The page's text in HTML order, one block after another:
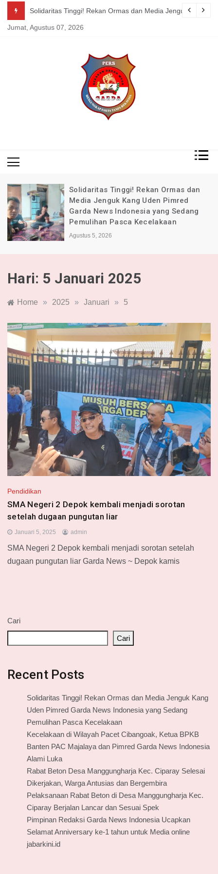
content
Bandung !!!
Solidaritas Tinggi! Rekan Ormas dan Media Jenguk Kang UdenKepsek
Jumat, Agustus 07, 2026
Solidaritas Tinggi! Rekan Ormas dan
Media Jenguk Kang Uden Pimred
Garda News Indonesia yang Sedang
Pemulihan Pasca Kecelakaan
Agustus 5, 2026
Hari: 5 Januari 2025
Home » 2025 » Januari » 5
Pendidikan
SMA Negeri 2 Depok kembali menjadi sorotan
setelah dugaan pungutan liar
Januari 5, 2025 admin
SMA Negeri 2 Depok kembali menjadi sorotan setelah
dugaan pungutan liar Garda News ~ Depok kamis
Cari
Cari
Recent Posts
Solidaritas Tinggi! Rekan Ormas dan Media Jenguk Kang
Uden Pimred Garda News Indonesia yang Sedang
Pemulihan Pasca Kecelakaan
Kecelakaan di Wilayah Pacet Cibangoak, Ketua BPKB
Banten PAC Majalaya dan Pimred Garda News Indonesia
Alami Luka
Rabat Beton Desa Manggungharja Kec. Ciparay Selesai
Dikerjakan, Warga Antusias dan Bergembira
Pelaksanaan Rabat Beton di Desa Manggungharja Kec.
Ciparay Berjalan Lancar dan Sesuai Spek
Pimpinan Redaksi Garda News Indonesia Ucapkan
Selamat Anniversary ke-1 tahun untuk Media online
jabarkini.id